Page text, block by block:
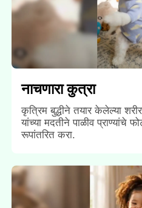
नाचणारा कुत्रा
कृत्रिम बुद्धीने तयार केलेल्या
यांच्या मदतीने पाळीव प्राण्यांचे
रूपांतरित करा.